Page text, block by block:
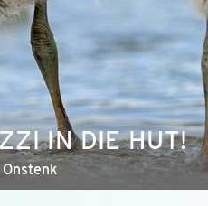
IN DIE HUT!